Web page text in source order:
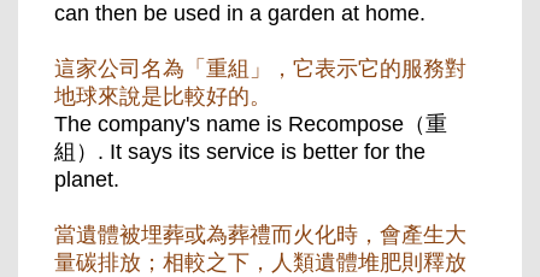
can then be used in a garden at home.
這家公司名為「重組」，它表示它的服務對
地球來說是比較好的。
The company's name is Recompose（重
組）. It says its service is better for the
planet.
當遺體被埋葬或為葬禮而火化時，會產生大
量碳排放；相較之下，人類遺體堆肥則釋放